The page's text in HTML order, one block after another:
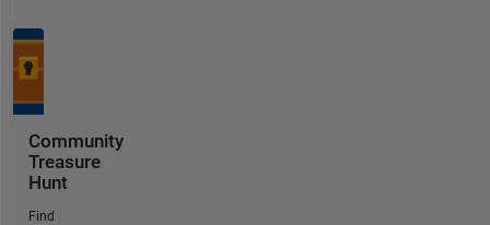
Community
Treasure
Hunt
Find